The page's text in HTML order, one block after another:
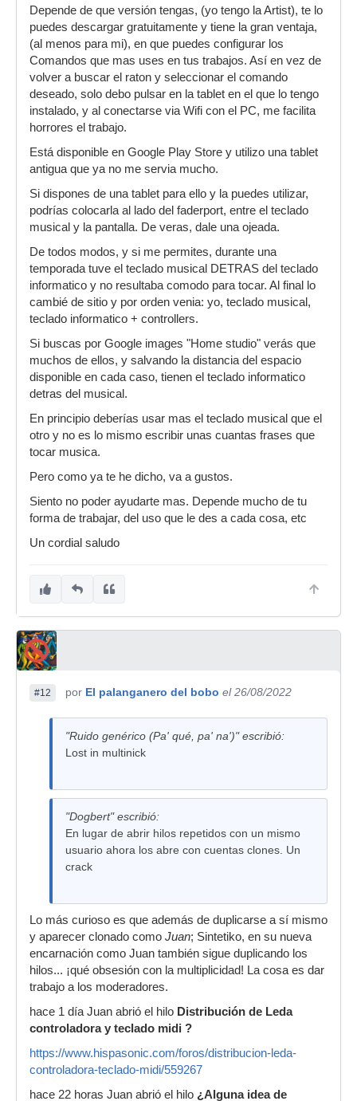
Depende de que versión tengas, (yo tengo la Artist), te lo
puedes descargar gratuitamente y tiene la gran ventaja,
(al menos para mi), en que puedes configurar los
Comandos que mas uses en tus trabajos. Así en vez de
volver a buscar el raton y seleccionar el comando
deseado, solo debo pulsar en la tablet en el que lo tengo
instalado, y al conectarse via Wifi con el PC, me facilita
horrores el trabajo.
Está disponible en Google Play Store y utilizo una tablet
antigua que ya no me servia mucho.
Si dispones de una tablet para ello y la puedes utilizar,
podrías colocarla al lado del faderport, entre el teclado
musical y la pantalla. De veras, dale una ojeada.
De todos modos, y si me permites, durante una
temporada tuve el teclado musical DETRAS del teclado
informatico y no resultaba comodo para tocar. Al final lo
cambié de sitio y por orden venia: yo, teclado musical,
teclado informatico + controllers.
Si buscas por Google images "Home studio" verás que
muchos de ellos, y salvando la distancia del espacio
disponible en cada caso, tienen el teclado informatico
detras del musical.
En principio deberías usar mas el teclado musical que el
otro y no es lo mismo escribir unas cuantas frases que
tocar musica.
Pero como ya te he dicho, va a gustos.
Siento no poder ayudarte mas. Depende mucho de tu
forma de trabajar, del uso que le des a cada cosa, etc
Un cordial saludo
#12 por El palanganero del bobo el 26/08/2022
"Ruido genérico (Pa' qué, pa' na')" escribió:
Lost in multinick
"Dogbert" escribió:
En lugar de abrir hilos repetidos con un mismo
usuario ahora los abre con cuentas clones. Un
crack
Lo más curioso es que además de duplicarse a sí mismo
y aparecer clonado como Juan; Sintetiko, en su nueva
encarnación como Juan también sigue duplicando los
hilos... ¡qué obsesión con la multiplicidad! La cosa es dar
trabajo a los moderadores.
hace 1 día Juan abrió el hilo Distribución de Leda
controladora y teclado midi ?
https://www.hispasonic.com/foros/distribucion-leda-
controladora-teclado-midi/559267
hace 22 horas Juan abrió el hilo ¿Alguna idea de